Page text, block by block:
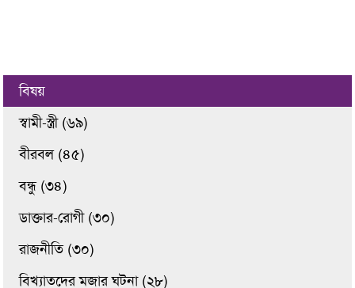
বিষয়
স্বামী-স্ত্রী (৬৯)
বীরবল (৪৫)
বন্ধু (৩৪)
ডাক্তার-রোগী (৩০)
রাজনীতি (৩০)
বিখ্যাতদের মজার ঘটনা (২৮)